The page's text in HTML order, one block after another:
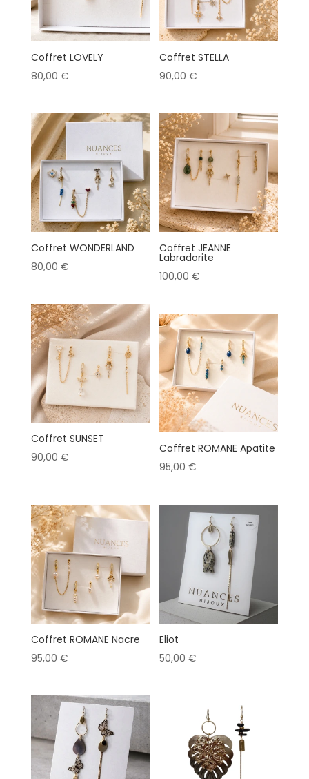
Coffret LOVELY
80,00 €
Coffret STELLA
90,00€
Coffret WONDERLAND
80,00 €
Coffret JEANNE
Labradorite
100,00€
Coffret SUNSET
90,00 €
Coffret ROMANE Apatite
95,00€
Coffret ROMANE Nacre
95,00 €
Eliot
50,00€